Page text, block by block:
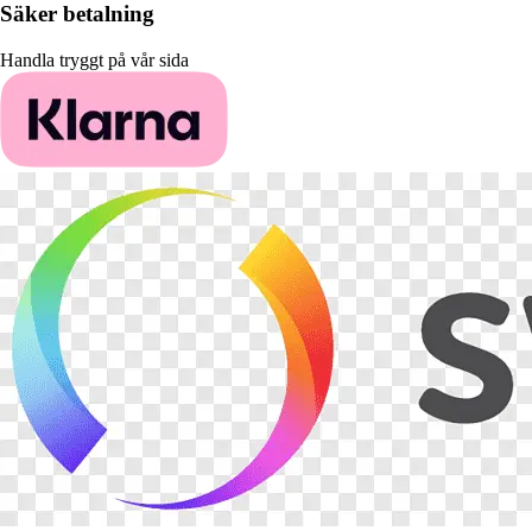
Säker betalning
Handla tryggt på vår sida